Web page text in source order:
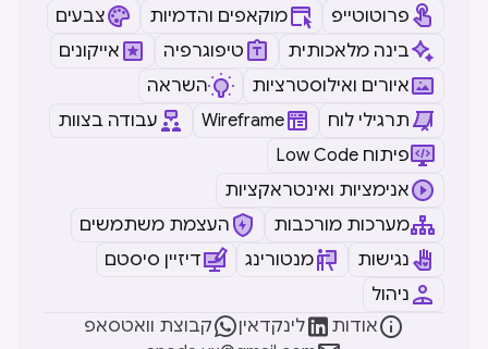
פרוטוטייפ
מוקאפים והדמיות
צבעים
בינה מלאכותית
טיפוגרפיה
אייקונים
איורים ואילוסטרציות
השראה
תרגילי לוח
Wireframe
עבודה בצוות
Low Code פיתוח
אנימציות ואינטראקציות
מערכות מורכבות
העצמת משתמשים
נגישות
מנטורינג
דיזיין סיסטם
ניהול
אודות לינקדאין קבוצת וואטסאפ